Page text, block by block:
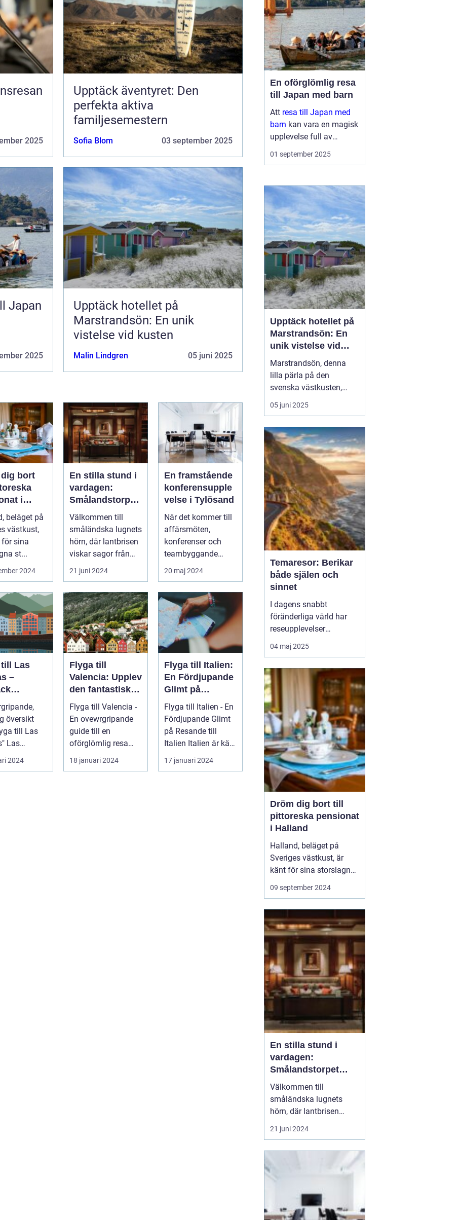
2025
Upptäck äventyret: Den
perfekta aktiva
familjesemestern
Sofia Blom 03 september 2025
Japan
2025
Upptäck hotellet på
Marstrandsön: En unik
vistelse vid kusten
Malin Lindgren 05 juni 2025
bort
i
beläget på
västkust,
sina
st...
2024
En stilla stund i
vardagen:
Smålandstorpet
Lanthotell
Välkommen till
småländska lugnets
hörn, där lantbrisen
viskar sagor från
förr och nutidens
stilla gå...
21 juni 2024
En framstående
konferensupple
velse i Tylösand
När det kommer till
affärsmöten,
konferenser och
teambyggande
reträtter, är...
20 maj 2024
Las
–
översikt
till Las
beläget på
Cana...
2024
Flyga till
Valencia: Upplev
den fantastiska
staden
Flyga till Valencia -
En ovewrgripande
guide till en
oförglömlig resa
Introduktion:
Valencia, beläg...
18 januari 2024
Flyga till Italien:
En Fördjupande
Glimt på
Resande till
Italien
Flyga till Italien - En
Fördjupande Glimt
på Resande till
Italien Italien är känt
för sina fantasti...
17 januari 2024
En oförglömlig resa
till Japan med barn
Att resa till Japan med
barn kan vara en magisk
upplevelse full av
äventyr och upptäckter.
Landet bjuder på en unik
kultur och modern...
01 september 2025
Upptäck hotellet på
Marstrandsön: En
unik vistelse vid
kusten
Marstrandsön, denna
lilla pärla på den
svenska västkusten,
lockar besökare från när
och fjärran med sin rika
omgivningar. När man
planerar ett besök hit,
spelar valet av...
05 juni 2025
Temaresor: Berikar
både själen och
sinnet
I dagens snabbt
föränderliga värld har
reseupplevelser
utvecklats långt bortom
traditionella sightseeing-
i popularitet är
temaresor, där resenärer
dyker djupare in i
specifika intress...
04 maj 2025
Dröm dig bort till
pittoreska pensionat
i Halland
Halland, beläget på
Sveriges västkust, är
känt för sina storslagna
stränder, djupa skogar
och rika kulturarv. Det är
erbjuder både
avkoppling och äventyr,
vilket gör det till...
09 september 2024
En stilla stund i
vardagen:
Smålandstorpet
Lanthotell
Välkommen till
småländska lugnets
hörn, där lantbrisen
viskar sagor från förr
och nutidens stilla gång
Lanthotell erbjuder inte
bara en säng att sova i,
utan också en oas
bortom stadens brus, där
21 juni 2024